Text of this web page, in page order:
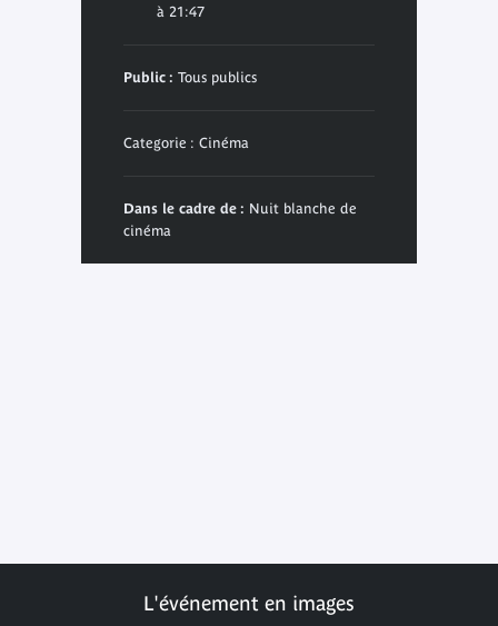
à 21:47
Public : Tous publics
Categorie : Cinéma
Dans le cadre de : Nuit blanche de
cinéma
L'événement en images